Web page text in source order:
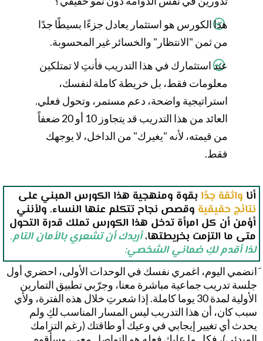
هذا الكورس هو استثمار يعادل جزءًا بسيطًا جدًا
من ثمن "الانتظار" والخسائر غير المحسوبة.
عند استثمارك في هذا التدريب فأنتِ لا تمتلكين
معلومات فقط، بل خريطة كاملة لنفسك،
استراتيجية واضحة، دعم مستمر، وتحول فعلي.
العائد من هذا التدريب قد يتجاوز 10 أو 20 ضعفاً
من قيمته، لأنه "يغيرك" من الداخل، لا يوجهك
فقط.
أنا واثقة جدًا بقوة ومنهجية هذا الكورس المبني على
نتائج حقيقية وقصص نجاح تتكلم عنها النساء. ولأنني
أؤمن أن كل امرأة تدخل هذا الكورس تملك قدرة التحول
متى ما التزمت بخريطتها،أريدك أن تشعري بالأمان التام.
لذا أقدم لكِ ضماني الشخصي:
َانضمي اليوم، اغمري نفسك في الوحدات الأولى، احضري أول
جلسة تدريب جماعية مباشرة معنا، وجرّبي تطبيق التمارين
الأولية لمدة 30 يوما كاملة. إذا شعرتِ خلال هذه الفترة، ولأي
سبب كان، أن هذا التدريب ليس المسار المناسب لكِ ولم
يحدث أي تغيير إيجابي في وعيك أو طاقتك (رغم التزامك